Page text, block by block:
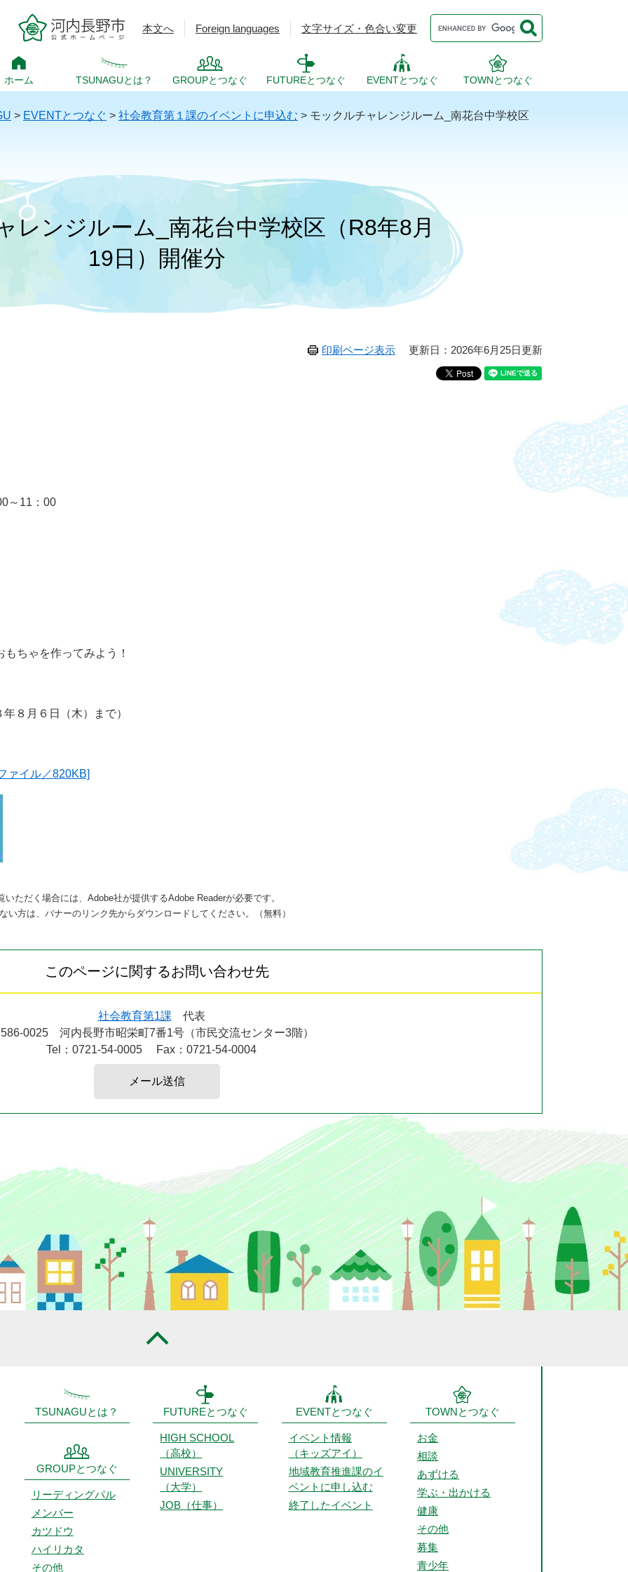
本文へ Foreign languages 文字サイズ・色合い変更
Google
カ
ス
索
ホーム TSUNAGUとは？ GROUPとつなぐ FUTUREとつなぐ EVENTとつなぐ TOWNとつなぐ
> EVENTとつなぐ > 社会教育第１課のイベントに申込む > モックルチャレンジルーム_南花台中学校区
レンジルーム_南花台中学校区（R8年8月
19日）開催分
印刷ページ表示 更新日：2026年6月25日更新
～11：00
ちゃを作ってみよう！
８月６日（木）まで）
ァイル／820KB]
ただく場合には、Adobe社が提供するAdobe Readerが必要です。
い方は、バナーのリンク先からダウンロードしてください。（無料）
このページに関するお問い合わせ先
社会教育第1課
代表
0025
河内長野市昭栄町7番1号（市民交流センター3階）
Tel：0721-54-0005
Fax：0721-54-0004
メール送信
TSUNAGUとは？
GROUPとつなぐ
リーディングパル
メンバー
カツドウ
ハイリカタ
その他
FUTUREとつなぐ
HIGH SCHOOL
（高校）
UNIVERSITY
（大学）
JOB（仕事）
EVENTとつなぐ
イベント情報
（キッズアイ）
地域教育推進課のイ
ベントに申し込む
終了したイベント
TOWNとつなぐ
お金
相談
あずける
学ぶ・出かける
健康
その他
募集
青少年